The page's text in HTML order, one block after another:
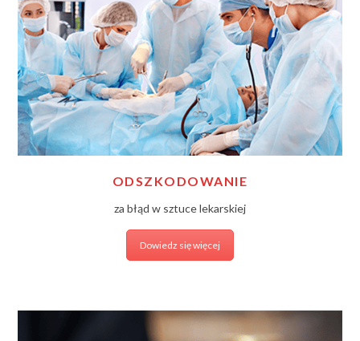
ODSZKODOWANIE
za błąd w sztuce lekarskiej
Dowiedz się więcej